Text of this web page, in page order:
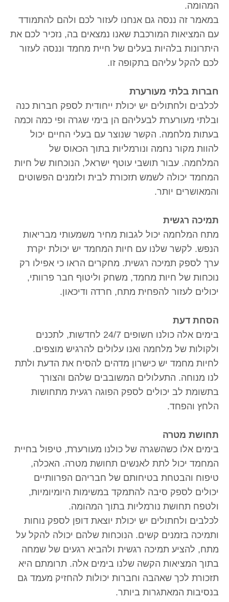
המהומה.
במאמר זה ננסה גם אנחנו לעזור לכם ולהם להתמודד
עם המציאות המורכבת שאנו נמצאים בה, נזכיר לכם את
היתרונות בלהיות בעלים של חיית מחמד וננסה לעזור
לכם להקל עליהם בתקופה זו.
חברות בלתי מעורערת
לכלבים ולחתולים יש יכולת ייחודית לספק חברות כנה
ובלתי מעורערת לבעליהם הן בימי שגרה ופי כמה וכמה
בעתות מלחמה. הקשר שנוצר עם בעלי החיים יכול
להוות מקור נחמה ונורמליות בתוך הכאוס של
המלחמה. עבור תושבי עוטף ישראל, הנוכחות של חיות
המחמד יכולה לשמש תזכורת לבית ולזמנים הפשוטים
והמאושרים יותר.
תמיכה רגשית
מתח המלחמה יכול לגבות מחיר משמעותי מבריאות
הנפש. לקשר שלנו עם חיות המחמד יש יכולת יקרת
ערך לספק תמיכה רגשית. מחקרים הראו כי אפילו רק
נוכחות של חיות מחמד, משחק וליטוף חבר פרוותי,
יכולים לעזור להפחית מתח, חרדה ודיכאון.
הסחת דעת
בימים אלה כולנו חשופים 24/7 לחדשות, לתכנים
ולקולות של מלחמה ואנו עלולים להרגיש מוצפים.
לחיות מחמד יש כישרון מדהים להסיח את הדעת ולתת
לנו מנוחה. התעלולים המשובבים שלהם והצורך
בתשומת לב יכולים לספק הפוגה רגעית מתחושות
הלחץ והפחד.
תחושת מטרה
בימים אלו כשהשגרה של כולנו מעורערת, טיפול בחיית
המחמד יכול לתת לאנשים תחושת מטרה. האכלה,
טיפוח והבטחת בטיחותם של חבריהם הפרוותיים
יכולים לספק סיבה להתמקד במשימות היומיומיות,
ולטפח תחושת נורמליות בתוך המהומה.
לכלבים ולחתולים יש יכולת יוצאת דופן לספק נוחות
ותמיכה בזמנים קשים. הנוכחות שלהם יכולה להקל על
מתח, להציע תמיכה רגשית ולהביא רגעים של שמחה
בתוך המציאות הקשה שלנו בימים אלה. תרומתם היא
תזכורת לכך שאהבה וחברות יכולות להחזיק מעמד גם
בנסיבות המאתגרות ביותר.